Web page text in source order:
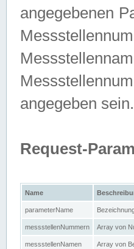
angegebenen
angegeben sein.
Request-
Name
parameterName
messstellenNummern Array von
messstellenNamen Array von